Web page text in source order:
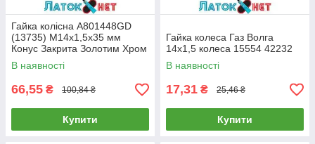
Гайка колісна A801448GD
(13735) M14х1,5х35 мм
Конус Закрита Золотим Хром
Ключ 19
В наявності
66,55 ₴ 100,84 ₴
Купити
Гайка колеса Газ Волга
14х1,5 колеса 15554 42232
В наявності
17,31 ₴ 25,46 ₴
Купити